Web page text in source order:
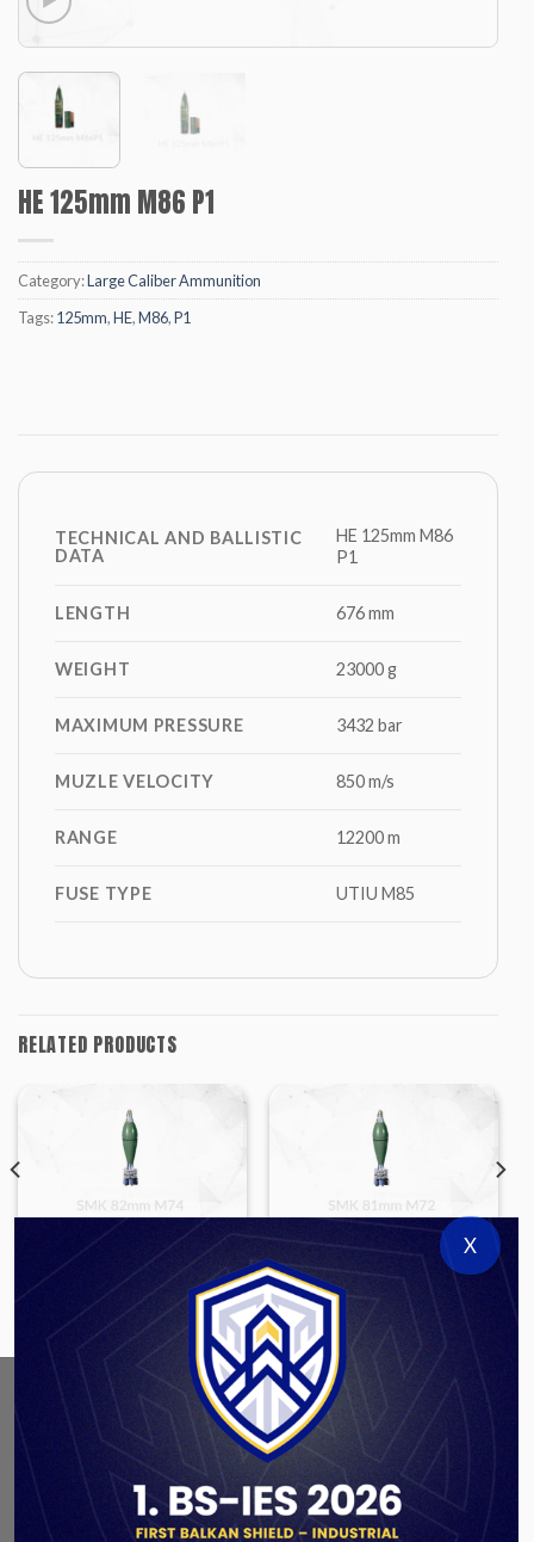
HE 125mm M86 P1
Category:Large Caliber Ammunition
Tags:125mm,HE,M86,P1
TECHNICAL AND BALLISTIC
DATA
HE 125mm M86
P1
LENGTH 676 mm
WEIGHT 23000 g
MAXIMUM PRESSURE 3432 bar
MUZLE VELOCITY 850 m/s
RANGE 12200 m
FUSE TYPE UTIU M85
RELATED PRODUCTS
LARGE CALIBER AMMUNITION
SMK 82mm M74
LARGE CALIBER AMMUNITION
SMK 81mm M72
ABOUT US
As a government authorized defense industry
concern,Unis GROUPis the leading exporter of weapons
and military equipment in Bosnia and Herzegovina.
X